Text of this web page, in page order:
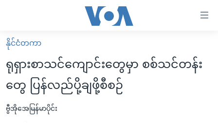
လွယ်ကူ
စေ
Link
များ
မူလစာမျက်နှာ
မြန်မာ
ကမ္ဘာ့သတင်းများ
နိုင်ငံတကာ
ဗွီဒီယို
နိုင်ငံတကာ
ရုရှားစာသင်ကျောင်းတွေမှာ စစ်သင်တန်း
တွေ ပြန်လည်ပို့ချဖို့စီစဉ်
ဗွီအိုအေမြန်မာပိုင်း